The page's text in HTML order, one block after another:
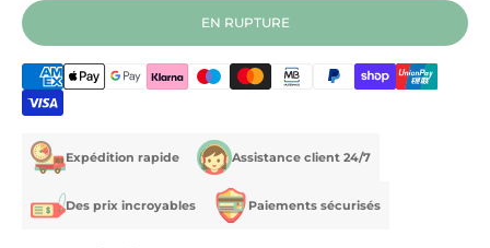
EN RUPTURE
Expédition rapide Assistance client 24/7
Des prix incroyables Paiements sécurisés